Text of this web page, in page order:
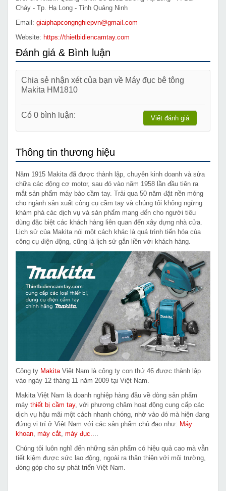
Cháy - Tp. Hạ Long - Tỉnh Quảng Ninh
Email: giaiphapcongnghiepvn@gmail.com
Website: https://thietbidiencamtay.com
Đánh giá & Bình luận
Chia sẻ nhận xét của bạn về Máy đục bê tông
Makita HM1810
Có 0 bình luận: Viết đánh giá
Thông tin thương hiệu
Năm 1915 Makita đã được thành lập, chuyên kinh doanh và sửa
chữa các động cơ motor, sau đó vào năm 1958 lần đầu tiên ra
mắt sản phẩm máy bào cầm tay. Trải qua 50 năm đặt nền móng
cho ngành sản xuất công cụ cầm tay và chúng tôi không ngừng
khám phá các dịch vụ và sản phẩm mang đến cho người tiêu
dùng đặc biệt các khách hàng liên quan đến xây dựng nhà cửa.
Lịch sử của Makita nói một cách khác là quá trình tiến hóa của
công cụ điện động, cũng là lịch sử gắn liền với khách hàng.
Công ty MakitaViệt Nam là công ty con thứ 46 được thành lập
vào ngày 12 tháng 11 năm 2009 tại Việt Nam.
Makita Việt Nam là doanh nghiệp hàng đầu về dòng sản phẩm
máy thiết bị cầm tay, với phương châm hoạt động cung cấp các
dịch vụ hậu mãi một cách nhanh chóng, nhờ vào đó mà hiện đang
đứng vị trí ở Việt Nam với các sản phẩm chủ đạo như: Máy
khoan, máy cắt, máy đục....
Chúng tôi luôn nghĩ đến những sản phẩm có hiệu quả cao mà vẫn
tiết kiệm được sức lao động, ngoài ra thân thiện với môi trường,
đóng góp cho sự phát triển Việt Nam.